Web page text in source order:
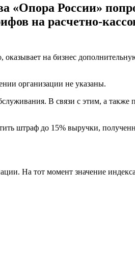
«Опора России»
на расчетно-
оказывает на бизнес
организации не указаны.
В связи с этим, а также
штраф до 15% выручки,
На тот момент значение